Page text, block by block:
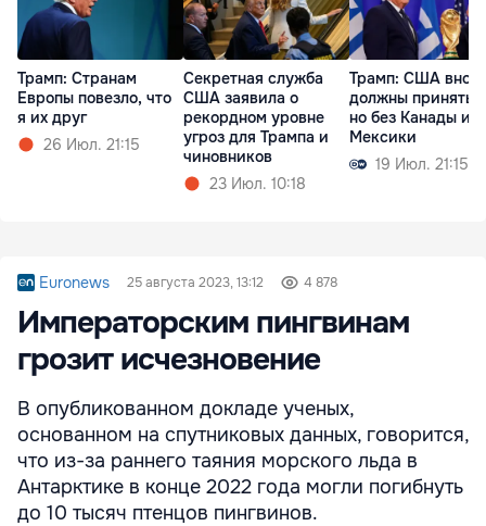
Трамп: Cтранам
Европы повезло, что
я их друг
26 Июл. 21:15
Секретная служба
США заявила о
рекордном уровне
угроз для Трампа и
чиновников
23 Июл. 10:18
Трамп: США
должны принять
но без Канады и
Мексики
19 Июл. 21:15
Euronews 25 августа 2023, 13:12 4 878
Императорским пингвинам
грозит исчезновение
В опубликованном докладе ученых,
основанном на спутниковых данных, говорится,
что из-за раннего таяния морского льда в
Антарктике в конце 2022 года могли погибнуть
до 10 тысяч птенцов пингвинов.